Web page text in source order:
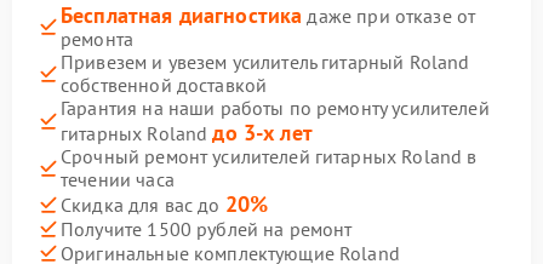
Бесплатная диагностика даже при отказе от
ремонта
Привезем и увезем усилитель гитарный Roland
собственной доставкой
Гарантия на наши работы по ремонту усилителей
гитарных Rolandдо 3-х лет
Срочный ремонт усилителей гитарных Roland в
течении часа
Скидка для вас до 20%
Получите 1500 рублей на ремонт
Оригинальные комплектующие Roland